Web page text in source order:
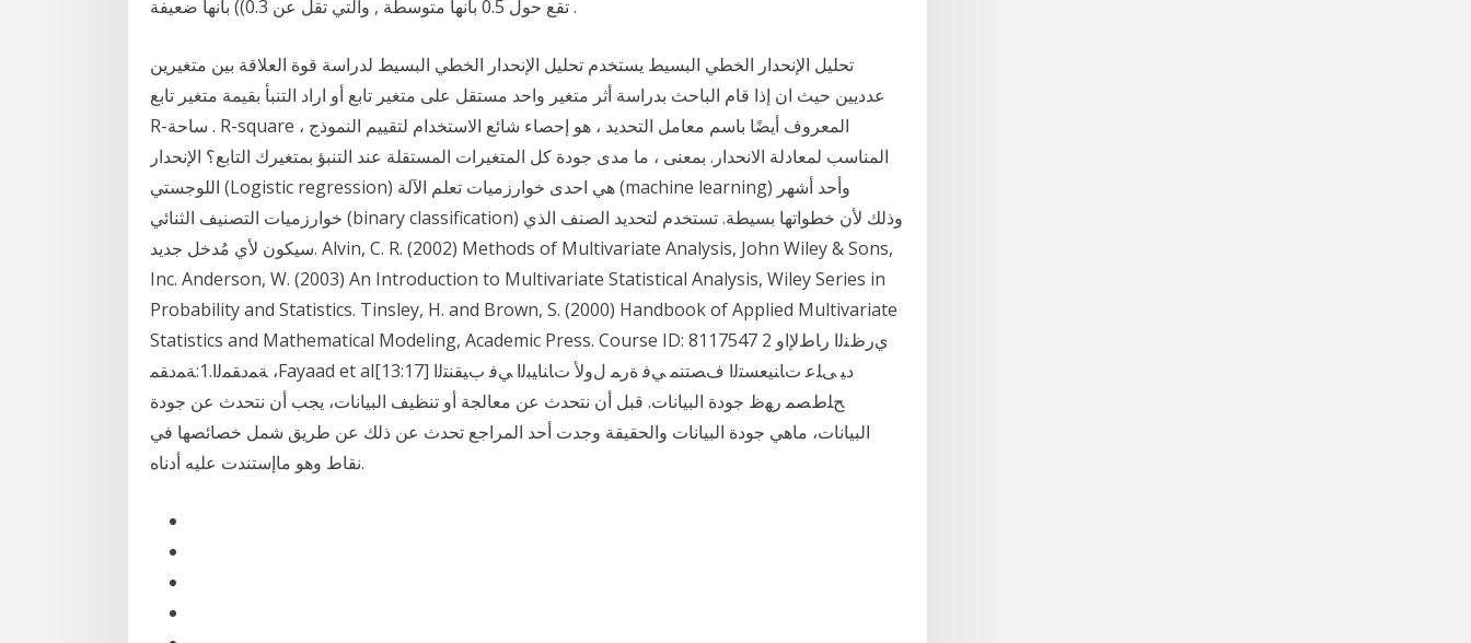
تقع حول 0.5 بأنها متوسطة , والتي تقل عن 0.3)) بأنها ضعيفة .
تحليل الإنحدار الخطي البسيط يستخدم تحليل الإنحدار الخطي البسيط لدراسة قوة العلاقة بين متغيرين
عدديين حيث ان إذا قام الباحث بدراسة أثر متغير واحد مستقل على متغير تابع أو اراد التنبأ بقيمة متغير تابع
R-ساحة . R-square ، المعروف أيضًا باسم معامل التحديد ، هو إحصاء شائع الاستخدام لتقييم النموذج
المناسب لمعادلة الانحدار. بمعنى ، ما مدى جودة كل المتغيرات المستقلة عند التنبؤ بمتغيرك التابع؟ الإنحدار
اللوجستي (Logistic regression) هي احدى خوارزميات تعلم الآلة (machine learning) وأحد أشهر
خوارزميات التصنيف الثنائي (binary classification) وذلك لأن خطواتها بسيطة. تستخدم لتحديد الصنف الذي
سيكون لأي مُدخل جديد. Alvin, C. R. (2002) Methods of Multivariate Analysis, John Wiley & Sons,
Inc. Anderson, W. (2003) An Introduction to Multivariate Statistical Analysis, Wiley Series in
Probability and Statistics. Tinsley, H. and Brown, S. (2000) Handbook of Applied Multivariate
Statistics and Mathematical Modeling, Academic Press. Course ID: 8117547 2 ﻱﺭﻅﻨﻟﺍ ﺭﺎﻁﻹﺍﻭ
ﺔﻤﺩﻘﻤﻟﺍ.1:ﺔﻤﺩﻘﻤ ،Fayaad et al[13:17] ﺩﻴ ﻰﻠﻋ ﺕﺎﻨﻴﻌﺴﺘﻟﺍ ﻑﺼﺘﻨﻤ ﻲﻓ ﺓﺭﻤ لﻭﻷ ﺕﺎﻨﺎﻴﺒﻟﺍ ﻲﻓ ﺏﻴﻘﻨﺘﻟﺍ
ﺢﻠﻁﺼﻤ ﺭﻬﻅ جودة البيانات. قبل أن نتحدث عن معالجة أو تنظيف البيانات، يجب أن نتحدث عن جودة
البيانات، ماهي جودة البيانات والحقيقة وجدت أحد المراجع تحدث عن ذلك عن طريق شمل خصائصها في
نقاط وهو ماإستندت عليه أدناه.